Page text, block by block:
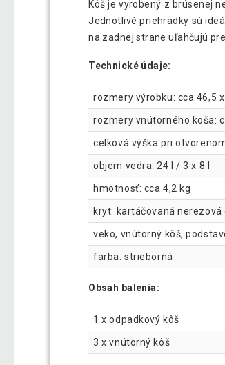
Kôš je vyrobený z brúsenej
Jednotlivé priehradky sú
na zadnej strane uľahčujú
Technické údaje:
rozmery výrobku: cca 46,5
rozmery vnútorného koša:
celková výška pri
objem vedra: 24 l / 3 x 8 l
hmotnosť: cca 4,2 kg
kryt: kartáčovaná nerezová
veko, vnútorný kôš,
farba: strieborná
Obsah balenia:
1 x odpadkový kôš
3 x vnútorný kôš